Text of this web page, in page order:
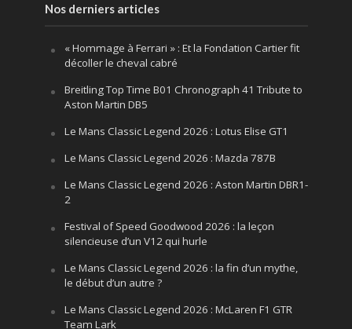
Nos derniers articles
« Hommage à Ferrari » : Et la Fondation Cartier fit
décoller le cheval cabré
Breitling Top Time B01 Chronograph 41 Tribute to
Aston Martin DB5
Le Mans Classic Legend 2026 : Lotus Elise GT1
Le Mans Classic Legend 2026 : Mazda 787B
Le Mans Classic Legend 2026 : Aston Martin DBR1-
2
Festival of Speed Goodwood 2026 : la leçon
silencieuse d’un V12 qui hurle
Le Mans Classic Legend 2026 : la fin d’un mythe,
le début d’un autre ?
Le Mans Classic Legend 2026 : McLaren F1 GTR
Team Lark